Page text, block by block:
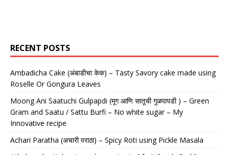
RECENT POSTS
Ambadicha Cake (अंबाडीचा केक) – Tasty Savory cake made using
Roselle Or Gongura Leaves
Moong Ani Saatuchi Gulpapdi (मूग आणि सातूची गुळपापडी ) – Green
Gram and Saatu / Sattu Burfi – No white sugar – My
Innovative recipe
Achari Paratha (अचारी पराठा) – Spicy Roti using Pickle Masala